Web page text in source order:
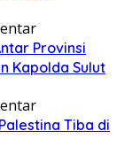
Provinsi
Kapolda Sulut
Tiba di